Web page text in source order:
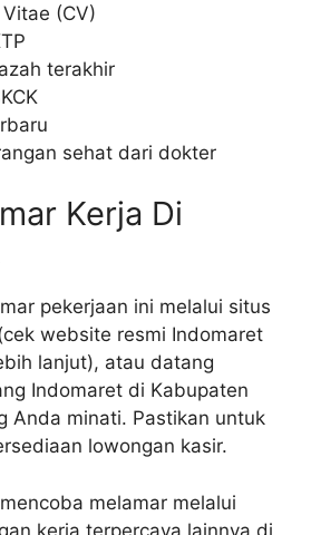
(CV)
terakhir
sehat dari dokter
Kerja Di
pekerjaan ini melalui situs
website resmi Indomaret
lanjut), atau datang
Indomaret di Kabupaten
Anda minati. Pastikan untuk
lowongan kasir.
melamar melalui
kerja terpercaya lainnya di